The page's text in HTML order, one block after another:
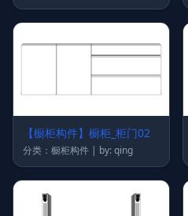
【橱柜构件】橱柜_柜门02
分类：橱柜构件 | by: qing